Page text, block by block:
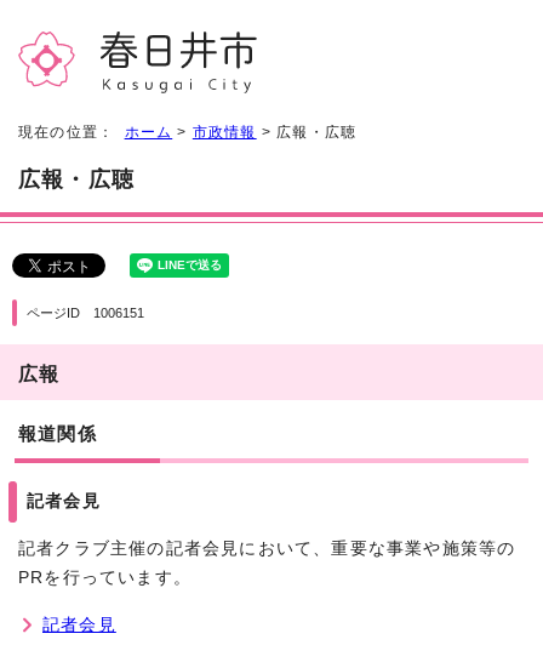
現在の位置： ホーム > 市政情報 > 広報・広聴
広報・広聴
ページID 1006151
広報
報道関係
記者会見
記者クラブ主催の記者会見において、重要な事業や施策等の
PRを行っています。
記者会見